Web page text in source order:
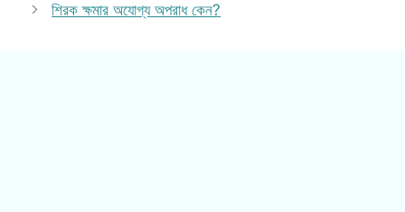
শিরক ক্ষমার অযোগ্য অপরাধ কেন?